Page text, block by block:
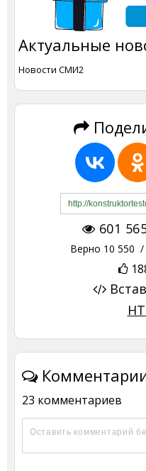
Актуальные
Новости СМИ2
601
Верно 10 550 /
23 комментариев